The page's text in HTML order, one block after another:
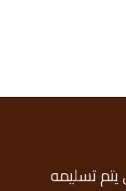
تسليمه